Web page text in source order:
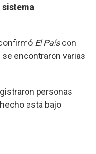
sistema
El Paíscon
encontraron varias
personas
está bajo